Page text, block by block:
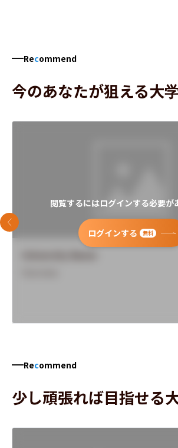
Recommend
今のあなたが狙える大
閲覧するにはログインする必要が
ログインする 無料
前のスライド
Recommend
少し頑張れば目指せる